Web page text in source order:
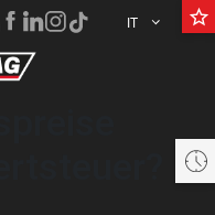
IT star_border